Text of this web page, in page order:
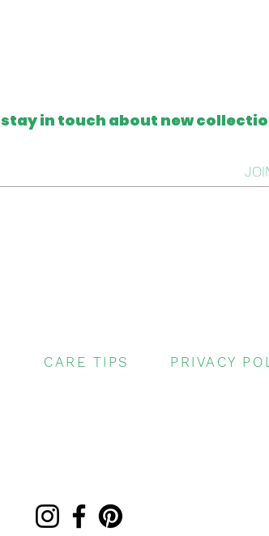
in touch about new
CARE TIPS